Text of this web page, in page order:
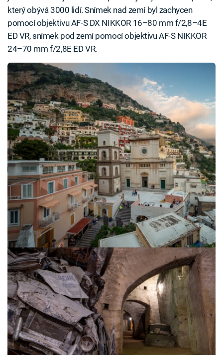
který obývá 3000 lidí. Snímek nad zemí byl zachycen
pomocí objektivu AF-S DX NIKKOR 16–80 mm f/2,8–4E
ED VR, snímek pod zemí pomocí objektivu AF-S NIKKOR
24–70 mm f/2,8E ED VR.